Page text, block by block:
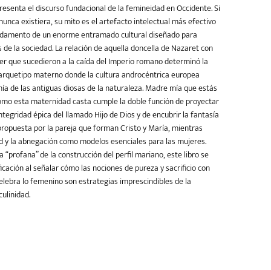
el discurso fundacional de la femineidad en Occidente. Si
existiera, su mito es el artefacto intelectual más efectivo
de un enorme entramado cultural diseñado para
la sociedad. La relación de aquella doncella de Nazaret con
que sucedieron a la caída del Imperio romano determinó la
materno donde la cultura androcéntrica europea
de las antiguas diosas de la naturaleza. Madre mía que estás
esta maternidad casta cumple la doble función de proyectar
épica del llamado Hijo de Dios y de encubrir la fantasía
por la pareja que forman Cristo y María, mientras
y la abnegación como modelos esenciales para las mujeres.
“profana” de la construcción del perfil mariano, este libro se
al señalar cómo las nociones de pureza y sacrificio con
lo femenino son estrategias imprescindibles de la